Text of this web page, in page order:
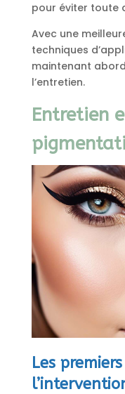
pour éviter toute
Avec une
techniques
maintenant
l’entretien.
Entretien
Les